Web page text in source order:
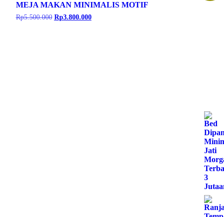
MEJA MAKAN MINIMALIS MOTIF
Rp5.500.000 Harga
Rp3.800.000Harga